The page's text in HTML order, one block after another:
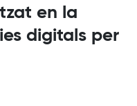
en la
digitals per